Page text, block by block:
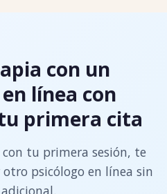
con un
línea con
primera cita
tu primera sesión, te
psicólogo en línea sin